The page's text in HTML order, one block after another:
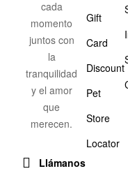
cada
momento
juntos con
la
tranquilidad
y el amor
que
merecen.
Llámanos
Gift
Card
Discount
Pet
Store
Locator